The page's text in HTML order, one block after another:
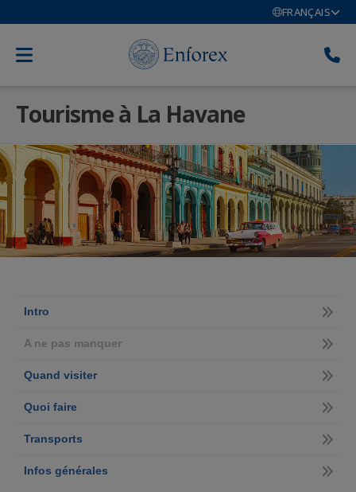
FRANÇAIS
Tourisme à La Havane
Intro
A ne pas manquer
Quand visiter
Quoi faire
Transports
Infos générales